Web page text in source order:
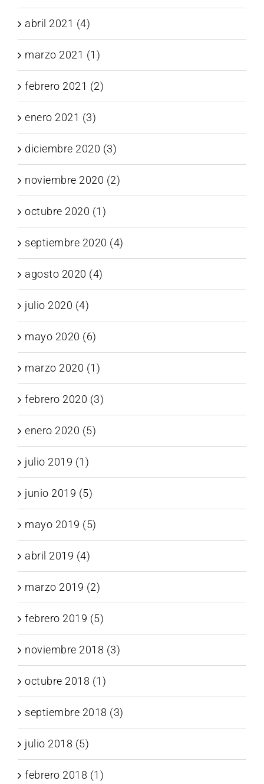
abril 2021 (4)
marzo 2021 (1)
febrero 2021 (2)
enero 2021 (3)
diciembre 2020 (3)
noviembre 2020 (2)
octubre 2020 (1)
septiembre 2020 (4)
agosto 2020 (4)
julio 2020 (4)
mayo 2020 (6)
marzo 2020 (1)
febrero 2020 (3)
enero 2020 (5)
julio 2019 (1)
junio 2019 (5)
mayo 2019 (5)
abril 2019 (4)
marzo 2019 (2)
febrero 2019 (5)
noviembre 2018 (3)
octubre 2018 (1)
septiembre 2018 (3)
julio 2018 (5)
febrero 2018 (1)